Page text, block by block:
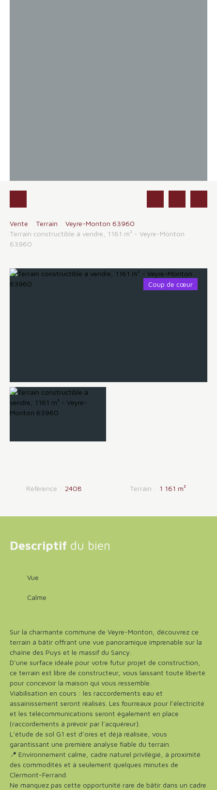
Vente Terrain
Veyre-Monton 63960
Terrain constructible à vendre, 1161 m² - Veyre-Monton
63960
Coup de cœur
Référence : 2408 Terrain : 1 161 m²
Descriptif du bien
Vue
Calme
Sur la charmante commune de Veyre-Monton, découvrez ce
terrain à bâtir offrant une vue panoramique imprenable sur la
chaîne des Puys et le massif du Sancy.
D’une surface idéale pour votre futur projet de construction,
ce terrain est libre de constructeur, vous laissant toute liberté
pour concevoir la maison qui vous ressemble.
Viabilisation en cours : les raccordements eau et
assainissement seront réalisés. Les fourreaux pour l’électricité
et les télécommunications seront également en place
(raccordements à prévoir par l’acquéreur).
L'étude de sol G1 est d’ores et déjà réalisée, vous
garantissant une première analyse fiable du terrain.
📍 Environnement calme, cadre naturel privilégié, à proximité
des commodités et à seulement quelques minutes de
Clermont-Ferrand.
Ne manquez pas cette opportunité rare de bâtir dans un cadre